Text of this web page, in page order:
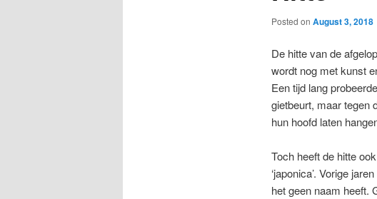
Posted on August 3, 2018
De hitte van de
wordt nog met kunst
Een tijd lang
gietbeurt, maar tegen
hun hoofd laten
Toch heeft de hitte
‘japonica’. Vorige
het geen naam heeft.